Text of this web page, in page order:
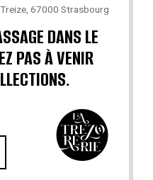
67000 Strasbourg
DANS LE
PAS À VENIR